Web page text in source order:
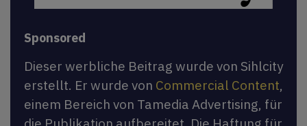
Sponsored
Dieser werbliche Beitrag wurde von Sihlcity
erstellt. Er wurde von Commercial Content,
einem Bereich von Tamedia Advertising, für